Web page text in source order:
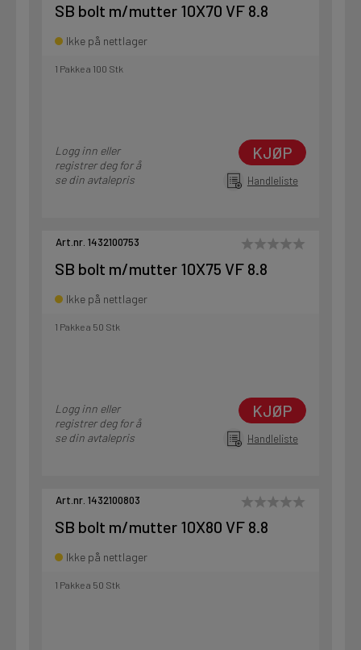
SB bolt m/mutter 10X70 VF 8.8
Ikke på nettlager
1 Pakke a 100 Stk
Logg inn eller
registrer deg for å
se din avtalepris
KJØP
Handleliste
Art.nr. 1432100753
SB bolt m/mutter 10X75 VF 8.8
Ikke på nettlager
1 Pakke a 50 Stk
Logg inn eller
registrer deg for å
se din avtalepris
KJØP
Handleliste
Art.nr. 1432100803
SB bolt m/mutter 10X80 VF 8.8
Ikke på nettlager
1 Pakke a 50 Stk